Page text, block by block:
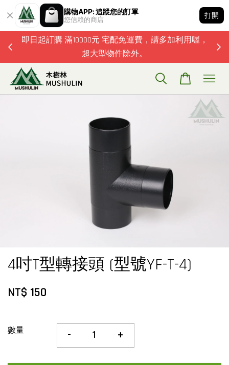
購物APP: 追蹤您的訂單
您信賴的商店
打開
即日起訂購 滿10000元 宅配免運費，請多加利用喔，
超大型物件除外。
4吋T型轉接頭 (型號YF-T-4)
NT$ 150
數量 - +